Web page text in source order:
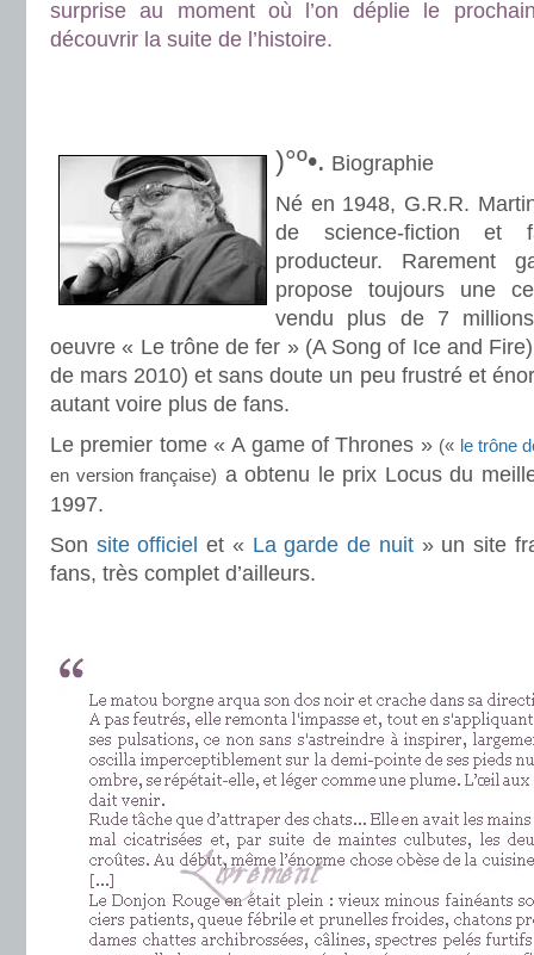
surprise au moment où l’on déplie le
découvrir la suite de l’histoire.
)°º•. Biographie
Né en 1948, G.R.R.
de science-fiction et
producteur. Rarement
propose toujours une
vendu plus de 7
oeuvre « Le trône de fer » (A Song of Ice and
de mars 2010) et sans doute un peu frustré et
autant voire plus de fans.
Le premier tome « A game of Thrones » (« le trône
en version française) a obtenu le prix Locus du
1997.
Son site officiel et « La garde de nuit» un site
fans, très complet d’ailleurs.